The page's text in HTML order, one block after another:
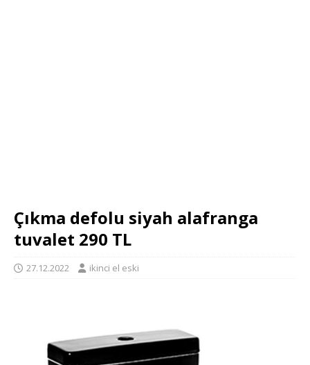
Çıkma defolu siyah alafranga
tuvalet 290 TL
27.12.2022 ikinci el eski